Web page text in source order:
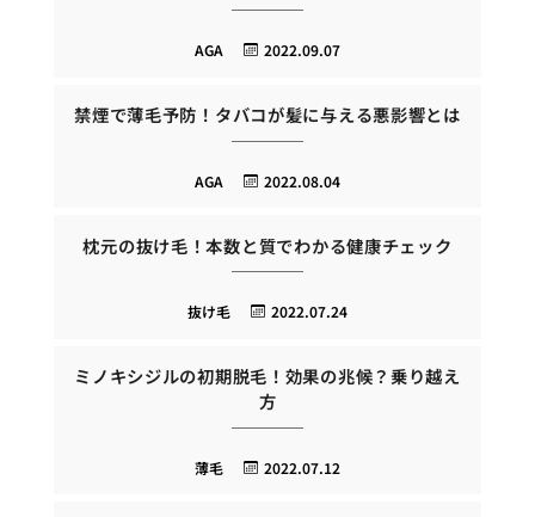
2022.09.07
AGA
禁煙で薄毛予防！タバコが髪に与える悪影響とは
2022.08.04
AGA
枕元の抜け毛！本数と質でわかる健康チェック
2022.07.24
抜け毛
ミノキシジルの初期脱毛！効果の兆候？乗り越え
方
2022.07.12
薄毛